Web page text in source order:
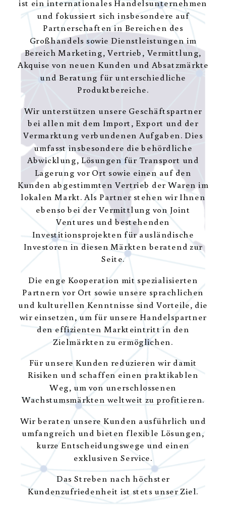
ist ein internationales Handelsunternehmen
und fokussiert sich insbesondere auf
Partnerschaften in Bereichen des
Großhandels sowie Dienstleistungen im
Bereich Marketing, Vertrieb, Vermittlung,
Akquise von neuen Kunden und Absatzmärkte
und Beratung für unterschiedliche
Produktbereiche.
Wir unterstützen unsere Geschäftspartner
bei allen mit dem Import, Export und der
Vermarktung verbundenen Aufgaben. Dies
umfasst insbesondere die behördliche
Abwicklung, Lösungen für Transport und
Lagerung vor Ort sowie einen auf den
Kunden abgestimmten Vertrieb der Waren im
lokalen Markt. Als Partner stehen wir Ihnen
ebenso bei der Vermittlung von Joint
Ventures und bestehenden
Investitionsprojekten für ausländische
Investoren in diesen Märkten beratend zur
Seite.
Die enge Kooperation mit spezialisierten
Partnern vor Ort sowie unsere sprachlichen
und kulturellen Kenntnisse sind Vorteile, die
wir einsetzen, um für unsere Handelspartner
den effizienten Markteintritt in den
Zielmärkten zu ermöglichen.
Für unsere Kunden reduzieren wir damit
Risiken und schaffen einen praktikablen
Weg, um von unerschlossenen
Wachstumsmärkten weltweit zu profitieren.
Wir beraten unsere Kunden ausführlich und
umfangreich und bieten flexible Lösungen,
kurze Entscheidungswege und einen
exklusiven Service.
Das Streben nach höchster
Kundenzufriedenheit ist stets unser Ziel.